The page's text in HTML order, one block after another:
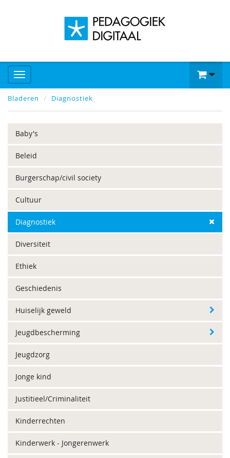
Bladeren Diagnostiek
Baby's
Beleid
Burgerschap/civil society
Cultuur
Diagnostiek
Diversiteit
Ethiek
Geschiedenis
Huiselijk geweld
Jeugdbescherming
Jeugdzorg
Jonge kind
Justitieel/Criminaliteit
Kinderrechten
Kinderwerk - Jongerenwerk